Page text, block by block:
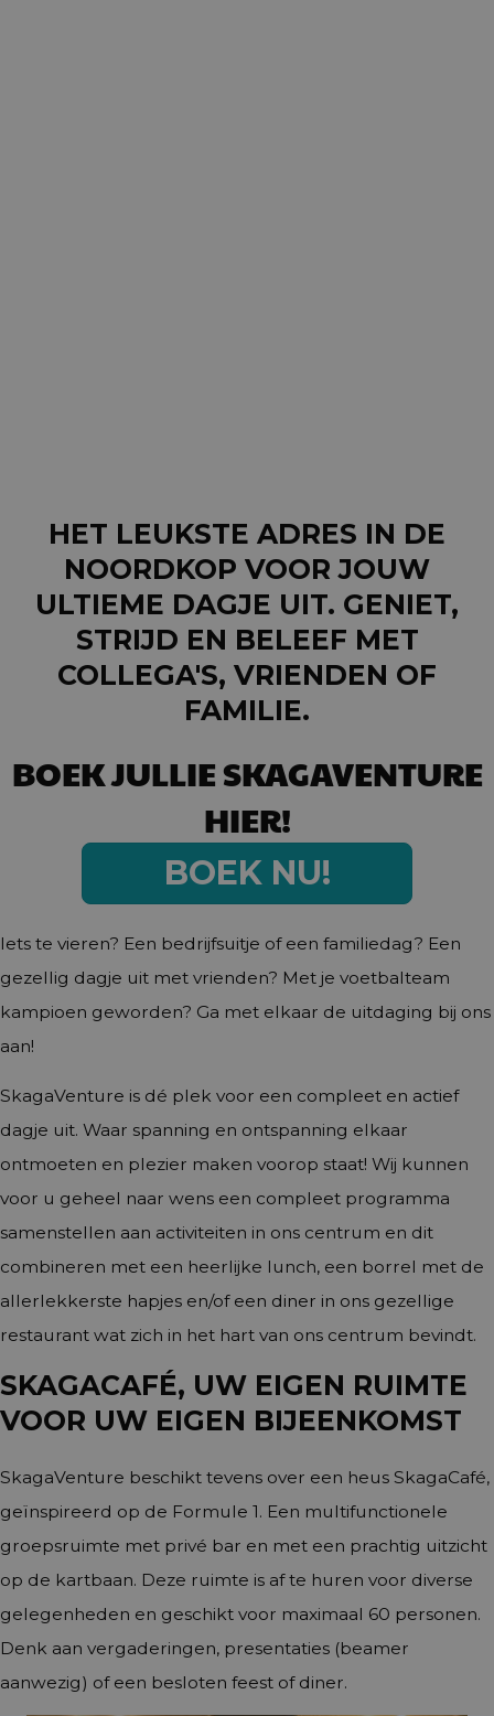
HET LEUKSTE ADRES IN DE
NOORD­­KOP VOOR JOUW
ULTIEME DAGJE UIT. GENIET,
STRIJD EN BELEEF MET
COLLEGA'S, VRIENDEN OF
FAMILIE.
BOEK JULLIE SKAGAVENTURE
HIER!
BOEK NU!
Iets te vieren? Een bedrijfsuitje of een familiedag? Een
gezellig dagje uit met vrienden? Met je voetbalteam
kampioen geworden? Ga met elkaar de uitdaging bij ons
aan!
SkagaVenture is dé plek voor een compleet en actief
dagje uit. Waar spanning en ontspanning elkaar
ontmoeten en plezier maken voorop staat! Wij kunnen
voor u geheel naar wens een compleet programma
samenstellen aan activiteiten in ons centrum en dit
combineren met een heerlijke lunch, een borrel met de
allerlekkerste hapjes en/of een diner in ons gezellige
restaurant wat zich in het hart van ons centrum bevindt.
SKAGACAFÉ, UW EIGEN RUIMTE
VOOR UW EIGEN BIJEENKOMST
SkagaVenture beschikt tevens over een heus SkagaCafé,
geïnspireerd op de Formule 1. Een multifunctionele
groepsruimte met privé bar en met een prachtig uitzicht
op de kartbaan. Deze ruimte is af te huren voor diverse
gelegenheden en geschikt voor maximaal 60 personen.
Denk aan vergaderingen, presentaties (beamer
aanwezig) of een besloten feest of diner.